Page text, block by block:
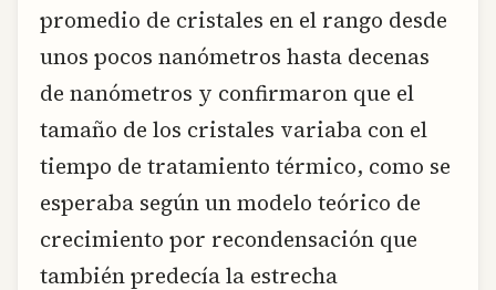
promedio de cristales en el rango desde
unos pocos nanómetros hasta decenas
de nanómetros y confirmaron que el
tamaño de los cristales variaba con el
tiempo de tratamiento térmico, como se
esperaba según un modelo teórico de
crecimiento por recondensación que
también predecía la estrecha